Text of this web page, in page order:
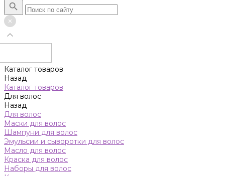
Каталог товаров
Назад
Каталог товаров
Для волос
Назад
Для волос
Маски для волос
Шампуни для волос
Эмульсии и сыворотки для волос
Масло для волос
Краска для волос
Наборы для волос